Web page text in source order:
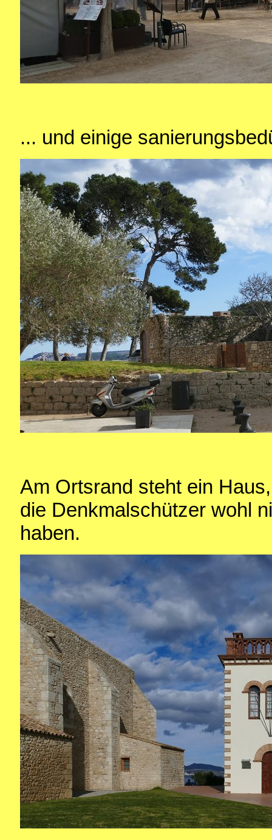
... und einige
Am Ortsrand steht ein
die Denkmalschützer wohl
haben.